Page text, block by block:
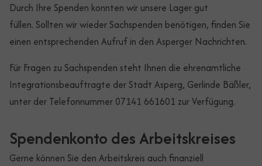
Durch Ihre Spenden konnten wir unsere Lager gut
füllen. Sollten wir wieder Sachspenden benötigen, finden Sie
einen entsprechenden Aufruf in den Asperger Nachrichten.
Für Fragen zu Sachspenden steht Ihnen die ehrenamtliche
Integrationsbeauftragte der Stadt Asperg, Gerlinde Bäßler,
unter der Telefonnummer 07141 661601 zur Verfügung.
Spendenkonto des Arbeitskreises
Gerne können Sie den Arbeitskreis auch finanziell